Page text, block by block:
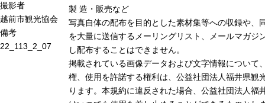
撮影者
越前市観光協会
備考
22_113_2_07
製 造・販売など
写真自体の配布を目的とした素材集等への収録や、
を大量に送信するメーリングリスト、メールマガジ
し配布することはできません。
掲載されている画像データおよび文字情報について
権、使用を許諾する権利は、公益社団法人福井県観
ります。本規約に違反された場合、公益社団法人福